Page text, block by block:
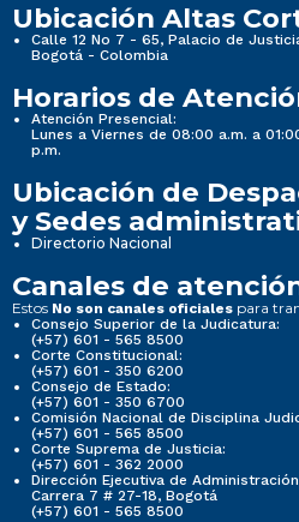
Ubicación Altas
Calle 12 No 7 - 65, Palacio de
Bogotá - Colombia
Horarios de
Atención Presencial:
Lunes a Viernes de 08:00 a.m. a
p.m.
Ubicación de
y Sedes
Directorio Nacional
Canales de
Estos No son canales oficiales para
Consejo Superior de la Judicatura:
(+57) 601 - 565 8500
Corte Constitucional:
(+57) 601 - 350 6200
Consejo de Estado:
(+57) 601 - 350 6700
Comisión Nacional de Disciplina
(+57) 601 - 565 8500
Corte Suprema de Justicia:
(+57) 601 - 362 2000
Dirección Ejecutiva de
Carrera 7 # 27-18, Bogotá
(+57) 601 - 565 8500